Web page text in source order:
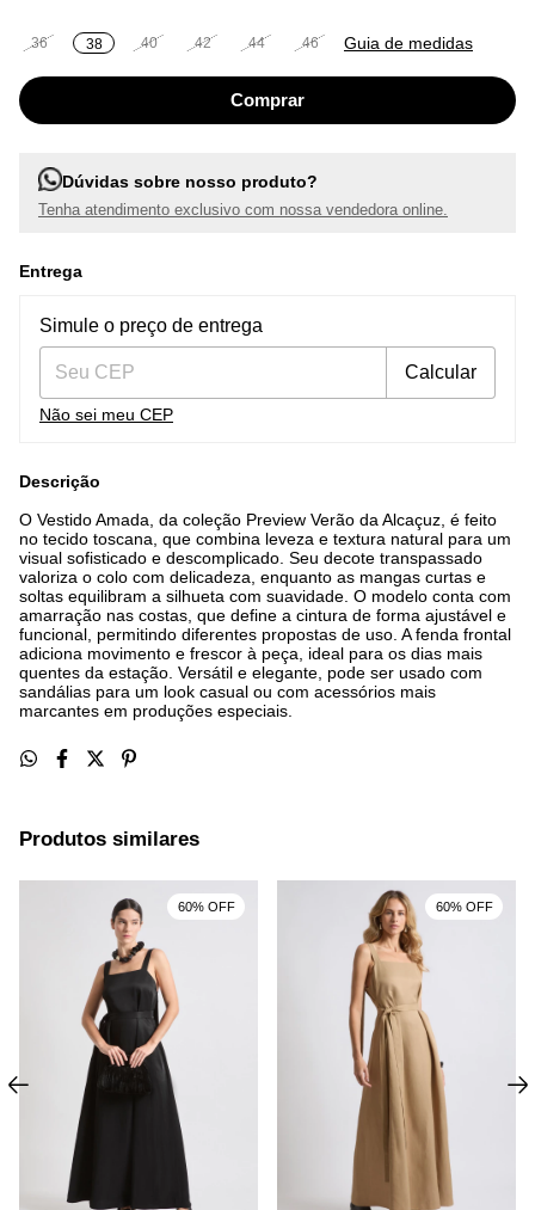
36 38 40 42 44 46 Guia de medidas
Dúvidas sobre nosso produto?
Tenha atendimento exclusivo com nossa vendedora online.
Entrega
Entregas para o CEP:
Simule o preço de entrega
Calcular
Não sei meu CEP
Descrição
O Vestido Amada, da coleção Preview Verão da Alcaçuz, é feito
no tecido toscana, que combina leveza e textura natural para um
visual sofisticado e descomplicado. Seu decote transpassado
valoriza o colo com delicadeza, enquanto as mangas curtas e
soltas equilibram a silhueta com suavidade. O modelo conta com
amarração nas costas, que define a cintura de forma ajustável e
funcional, permitindo diferentes propostas de uso. A fenda frontal
adiciona movimento e frescor à peça, ideal para os dias mais
quentes da estação. Versátil e elegante, pode ser usado com
sandálias para um look casual ou com acessórios mais
marcantes em produções especiais.
Produtos similares
60% OFF 60% OFF